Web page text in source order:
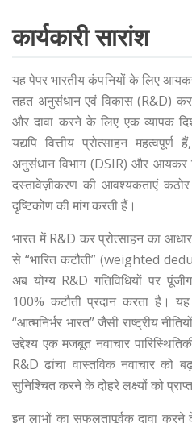
कार्यकारी सारांश
यह पेपर भारतीय कंपनियों के लिए
तहत अनुसंधान एवं विकास (R&D) कर
और दावा करने के लिए एक व्यापक
यद्यपि वित्तीय प्रोत्साहन
अनुसंधान विभाग (DSIR) और आयकर
दस्तावेज़ीकरण की आवश्यकताएं
दृष्टिकोण की मांग करती हैं।
भारत में R&D कर प्रोत्साहन का
से “भारित कटौती” (weighted
अब योग्य R&D गतिविधियों पर
100% कटौती प्रदान करता है।
“आत्मनिर्भर भारत” जैसी राष्ट्रीय
उद्देश्य एक मजबूत नवाचार
R&D ढांचा वास्तविक नवाचार को
सुनिश्चित करने के दोहरे लक्ष्यों को
इन लाभों का सफलतापूर्वक दावा